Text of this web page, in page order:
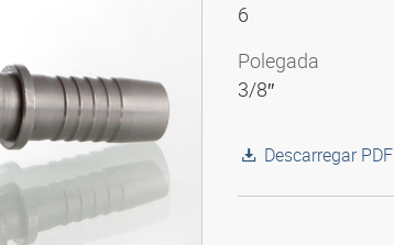
6
Polegada
3/8″
Descarregar PDF